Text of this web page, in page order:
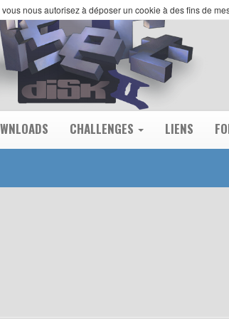
nous autorisez à déposer un cookie à des fins de
CHALLENGES LIENS